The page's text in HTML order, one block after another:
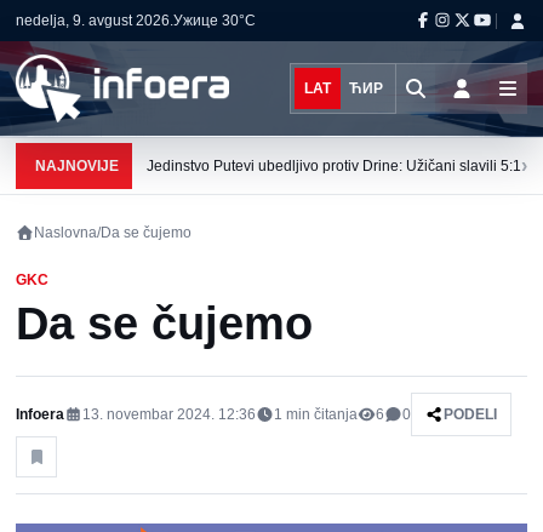
nedelja, 9. avgust 2026.Ужице 30°C
LAT ЋИР
NAJNOVIJE Jedinstvo Putevi ubedljivo protiv Drine: Užičani slavili 5:1›
Naslovna/Da se čujemo
GKC
Da se čujemo
Infoera 13. novembar 2024. 12:36 1 min čitanja 6 0 PODELI